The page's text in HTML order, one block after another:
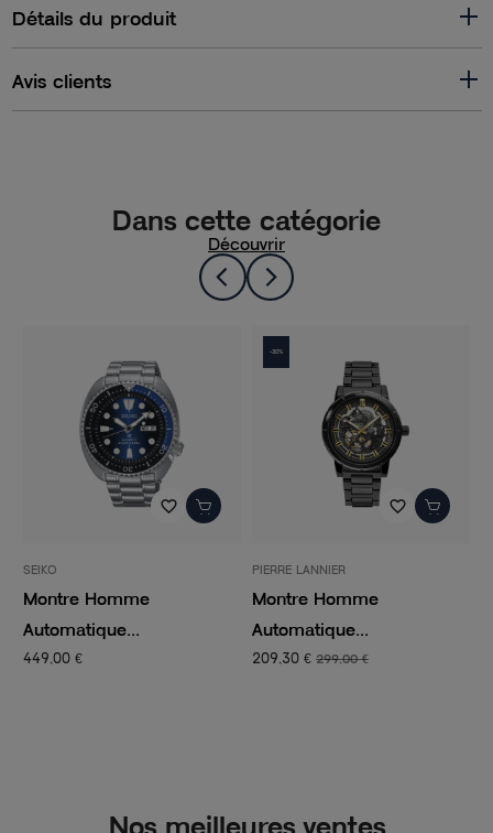
Détails du produit
Avis clients
Dans cette catégorie
Découvrir
favorite_border
SEIKO
Montre Homme
Automatique...
449,00 €
favorite_border
PIERRE LANNIER
Montre Homme
Automatique...
209,30 € 299,00 €
-30%